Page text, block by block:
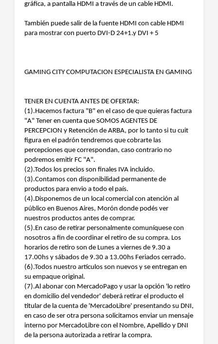
gráfica, a pantalla HDMI a través de un cable HDMI.
También puede salir de la fuente HDMI con cable HDMI
para mostrar con puerto DVI-D 24+1.y DVI + 5
GAMING CITY COMPUTACION ESPECIALISTA EN GAMING
TENER EN CUENTA ANTES DE OFERTAR:
(1).Hacemos factura "B" en el caso de que quieras factura
"A" Tener en cuenta que SOMOS AGENTES DE
PERCEPCION y Retención de ARBA, por lo tanto si tu cuit
figura en el padrón tendremos que cobrarte las
percepciones que correspondan, caso contrario no
podremos emitir FC "A".
(2).Todos los precios son finales IVA incluido.
(3).Contamos con disponibilidad permanente de
productos para envio a todo el país.
(4).Disponemos de un local comercial con atención al
público en Buenos Aires, Morón donde podés ver
nuestros productos antes de comprar.
(5).En caso de retirar personalmente comuníquese con
nosotros a fin de coordinar el retiro de su compra. Los
horarios de retiro son de Lunes a viernes de 9.30 a
17.00hs y sábados de 9.30 a 13.00hs Feriados cerrado.
(6).Todos nuestro artículos son nuevos y se entregan en
su empaque original.
(7).Al abonar con MercadoPago y usar la opción 'lo retiro
en domicilio del vendedor' deberá retirar el producto el
titular de la cuenta de 'MercadoLibre' presentando su DNI,
en caso de ser otra persona solicitamos enviar un mensaje
interno por MercadoLibre con el Nombre, Apellido y DNI
de la persona autorizada a retirar la compra.